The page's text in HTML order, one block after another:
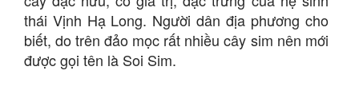
thái Vịnh Hạ Long. Người dân địa phương cho
biết, do trên đảo mọc rất nhiều cây sim nên mới
được gọi tên là Soi Sim.